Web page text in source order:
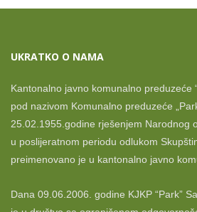
UKRATKO O NAMA
Kantonalno javno komunalno preduzeće
pod nazivom Komunalno preduzeće
25.02.1955.godine rješenjem Narodnog
u poslijeratnom periodu odlukom
preimenovano je u kantonalno javno
Dana 09.06.2006. godine KJKP “Park”